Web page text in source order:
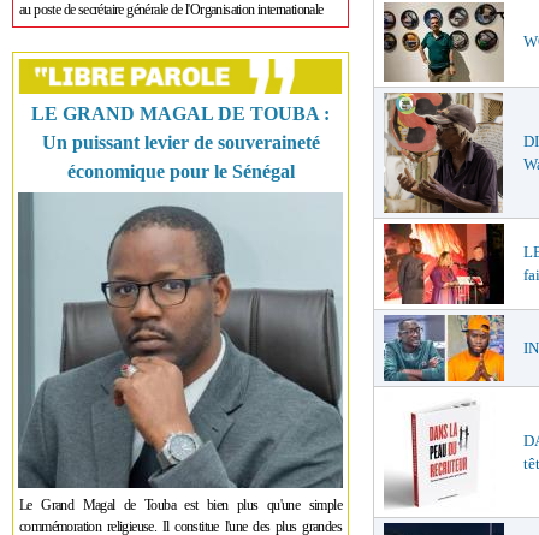
au poste de secrétaire générale de l'Organisation internationale
LE GRAND MAGAL DE TOUBA :
Un puissant levier de souveraineté
économique pour le Sénégal
Le Grand Magal de Touba est bien plus qu'une simple
commémoration religieuse. Il constitue l'une des plus grandes